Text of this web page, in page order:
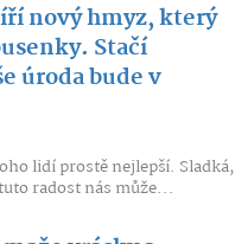
nový hmyz, který
Stačí
úroda bude v
lidí prostě nejlepší. Sladká,
radost nás může...